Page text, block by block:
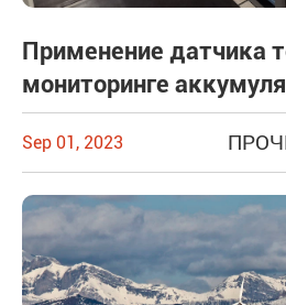
Применение датчика
мониторинге
Sep 01, 2023